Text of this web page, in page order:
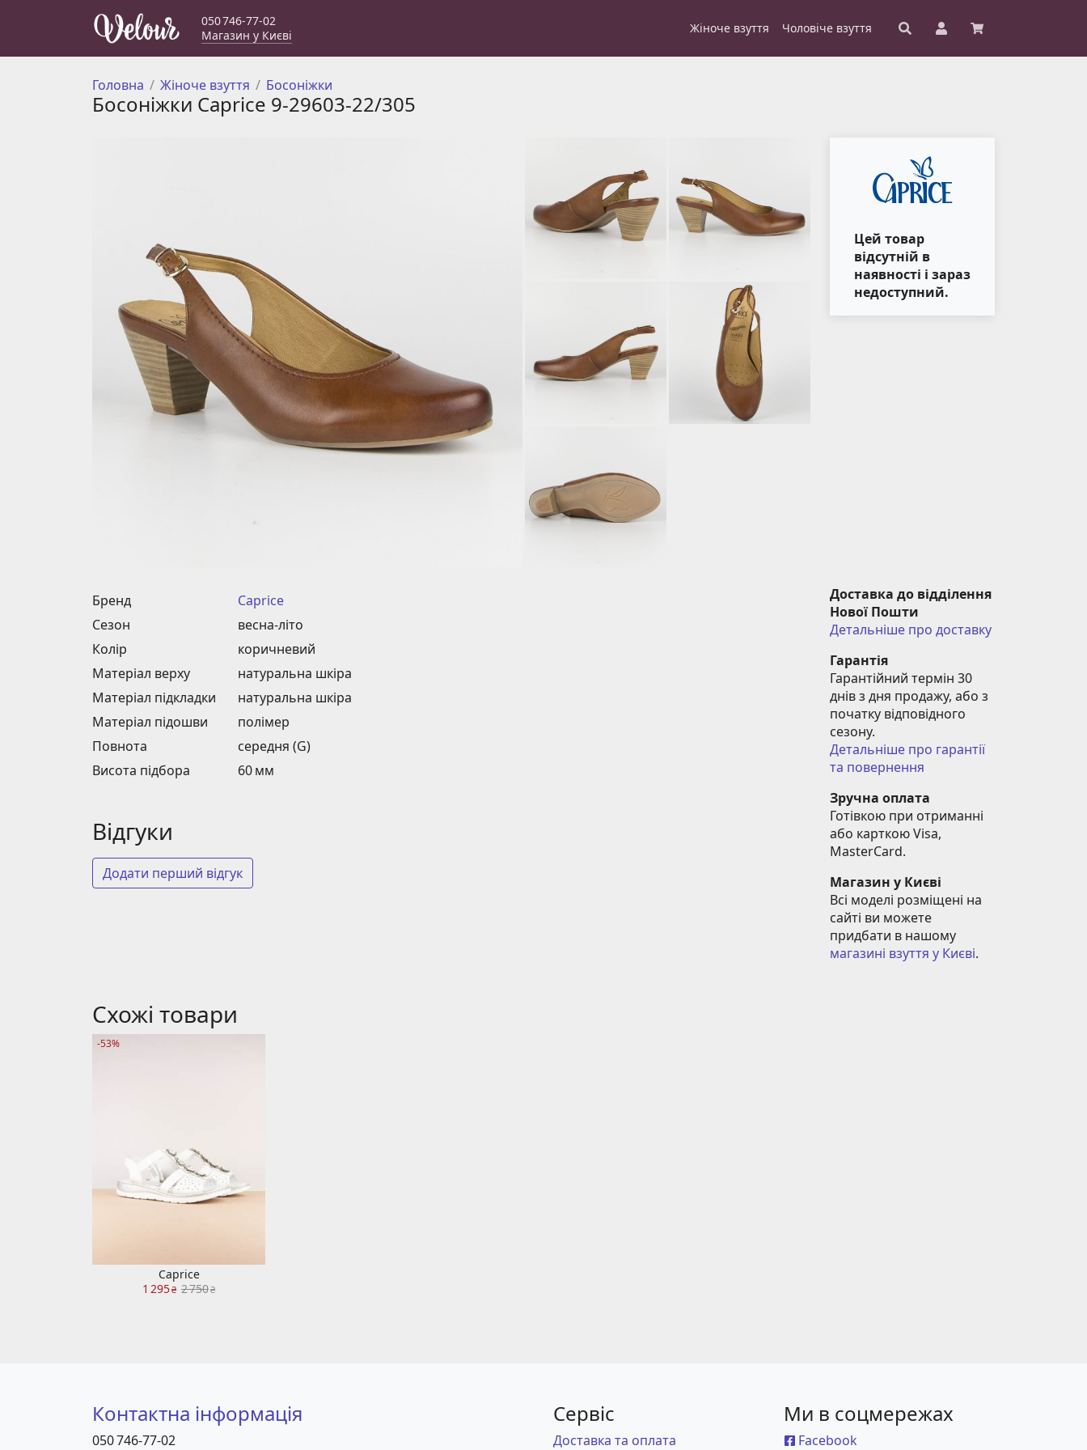
050 746-77-02
Магазин у Києві
Жіноче взуття Чоловіче взуття
Головна Жіноче взуття Босоніжки
Босоніжки Caprice 9-29603-22/305
Цей товар
відсутній в
наявності і зараз
недоступний.
Бренд
Caprice
Сезон
весна-літо
Колір
коричневий
Матеріал верху
натуральна шкіра
Матеріал підкладки
натуральна шкіра
Матеріал підошви
полімер
Повнота
середня (G)
Висота підбора
60 мм
Відгуки
Додати перший відгук
Доставка до відділення
Нової Пошти
Детальніше про доставку
Гарантія
Гарантійний термін 30
днів з дня продажу, або з
початку відповідного
сезону.
Детальніше про гарантії
та повернення
Зручна оплата
Готівкою при отриманні
або карткою Visa,
MasterCard.
Магазин у Києві
Всі моделі розміщені на
сайті ви можете
магазині взуття у Києві.
Схожі товари
-53%
Caprice
1 295₴ 2 750₴
Контактна інформація
050 746-77-02
Сервіс
Доставка та оплата
Ми в соцмережах
Facebook